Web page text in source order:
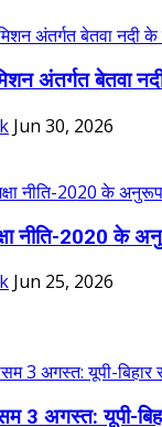
अंतर्गत बेतवा
Jun 30, 2026
नीति-2020 के
Jun 25, 2026
3 अगस्त: यूपी-